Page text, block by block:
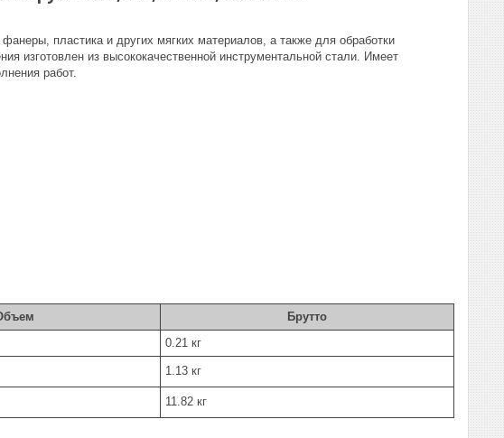
пластика и других мягких материалов, а также для обработки
изготовлен из высококачественной инструментальной стали. Имеет
работ.
Брутто
0.21 кг
1.13 кг
11.82 кг